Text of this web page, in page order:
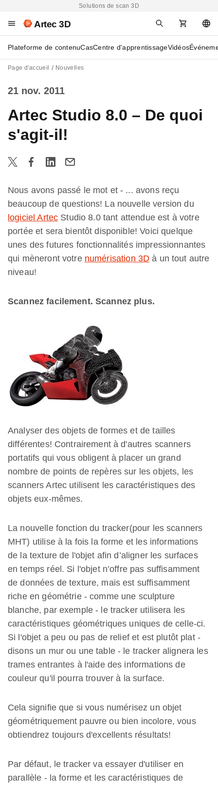
Solutions de scan 3D
Artec 3D
Plateforme de contenuCasCentre d'apprentissageVidéos
Page d'accueil Nouvelles
21 nov. 2011
Artec Studio 8.0 – De quoi
s'agit-il!
Nous avons passé le mot et - ... avons reçu
beaucoup de questions! La nouvelle version du
logiciel Artec Studio 8.0 tant attendue est à votre
portée et sera bientôt disponible! Voici quelque
unes des futures fonctionnalités impressionnantes
qui mèneront votre numérisation 3D à un tout autre
niveau!
Scannez facilement. Scannez plus.
Analyser des objets de formes et de tailles
différentes! Contrairement à d'autres scanners
portatifs qui vous obligent à placer un grand
nombre de points de repères sur les objets, les
scanners Artec utilisent les caractéristiques des
objets eux-mêmes.
La nouvelle fonction du tracker(pour les scanners
MHT) utilise à la fois la forme et les informations
de la texture de l'objet afin d’aligner les surfaces
en temps réel. Si l'objet n’offre pas suffisamment
de données de texture, mais est suffisamment
riche en géométrie - comme une sculpture
blanche, par exemple - le tracker utilisera les
caractéristiques géométriques uniques de celle-ci.
Si l'objet a peu ou pas de relief et est plutôt plat -
disons un mur ou une table - le tracker alignera les
trames entrantes à l'aide des informations de
couleur qu'il pourra trouver à la surface.
Cela signifie que si vous numérisez un objet
géométriquement pauvre ou bien incolore, vous
obtiendrez toujours d'excellents résultats!
Par défaut, le tracker va essayer d'utiliser en
parallèle - la forme et les caractéristiques de